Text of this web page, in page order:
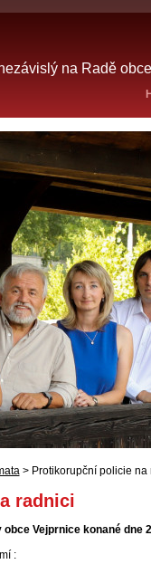
na Radě
> Protikorupční policie na
radnici
Vejprnice konané dne
: